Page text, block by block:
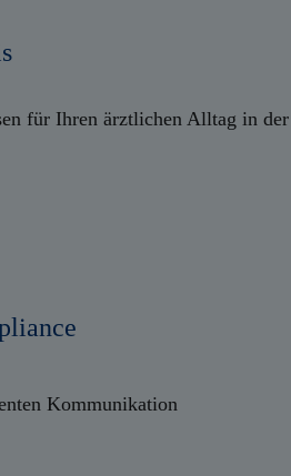
für Ihren ärztlichen Alltag in der
Kommunikation